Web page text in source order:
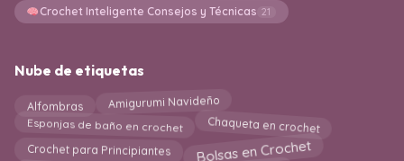
Crochet Inteligente Consejos y Técnicas 21
Nube de etiquetas
Alfombras Amigurumi Navideño
Esponjas de baño en crochet Chaqueta en crochet
Crochet para Principiantes Bolsas en Crochet